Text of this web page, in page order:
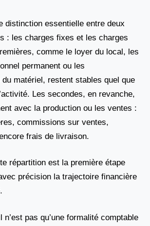
distinction essentielle entre deux
: les charges fixes et les charges
comme le loyer du local, les
permanent ou les
matériel, restent stables quel que
Les secondes, en revanche,
avec la production ou les ventes :
commissions sur ventes,
frais de livraison.
répartition est la première étape
précision la trajectoire financière
pas qu’une formalité comptable